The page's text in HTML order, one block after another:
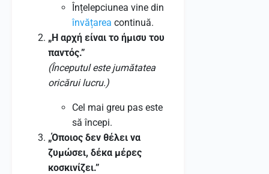
Înțelepciunea vine din
învățarea continuă.
„Η αρχή είναι το ήμισυ του
παντός.”
(Începutul este jumătatea
oricărui lucru.)
Cel mai greu pas este
să începi.
„Όποιος δεν θέλει να
ζυμώσει, δέκα μέρες
κοσκινίζει.”